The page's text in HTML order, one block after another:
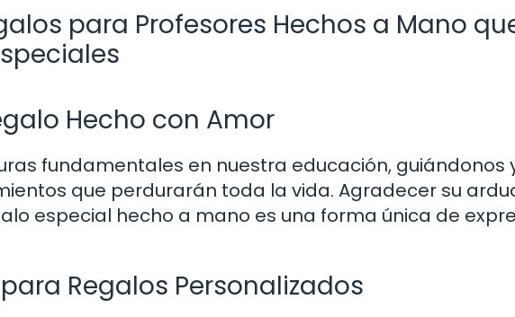
para Profesores Hechos a Mano
Hecho con Amor
fundamentales en nuestra educación, guiándonos
que perdurarán toda la vida. Agradecer su
especial hecho a mano es una forma única de
Regalos Personalizados